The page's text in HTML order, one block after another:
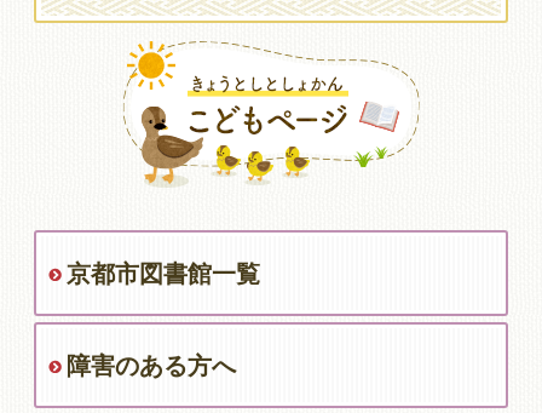
京都市図書館一覧
障害のある方へ